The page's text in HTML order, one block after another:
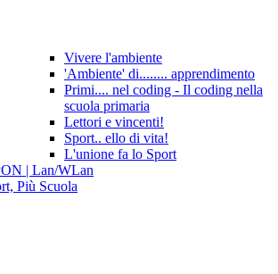
Vivere l'ambiente
'Ambiente' di........ apprendimento
Primi.... nel coding - Il coding nella
scuola primaria
Lettori e vincenti!
Sport.. ello di vita!
L'unione fa lo Sport
| Lan/WLan
Più Scuola